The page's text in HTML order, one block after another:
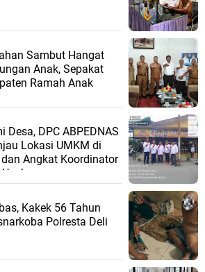
Sambut Hangat
Anak, Sepakat
Ramah Anak
Desa, DPC ABPEDNAS
Lokasi UMKM di
Angkat Koordinator
Kakek 56 Tahun
Polresta Deli